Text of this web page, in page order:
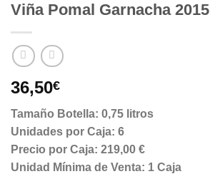
Viña Pomal Garnacha 2015
36,50€
Tamaño Botella: 0,75 litros
Unidades por Caja: 6
Precio por Caja: 219,00 €
Unidad Mínima de Venta: 1 Caja